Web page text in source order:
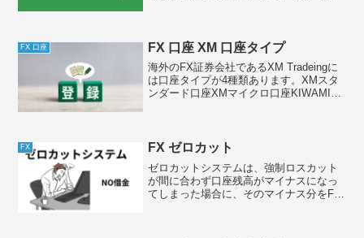
さい。ただ練習の大...
FX 口座 FX 口座 XM 口座タイプ
海外のFX証券会社であるXM Tradeingに
は口座タイプが4種類あります。XMスタ
ンダード口座XMマイクロ口座KIWAMI極
す...
FX FX ゼロカット
ゼロカットシステムは、強制ロスカット
が間に合わず口座残高がマイナスになっ
てしまった場合に、そのマイナス分をFX